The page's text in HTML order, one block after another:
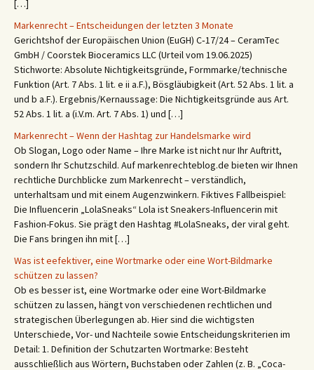
[…]
Markenrecht – Entscheidungen der letzten 3 Monate
Gerichtshof der Europäischen Union (EuGH) C‑17/24 – CeramTec
GmbH / Coorstek Bioceramics LLC (Urteil vom 19.06.2025)
Stichworte: Absolute Nichtigkeitsgründe, Formmarke/technische
Funktion (Art. 7 Abs. 1 lit. e ii a.F.), Bösgläubigkeit (Art. 52 Abs. 1 lit. a
und b a.F.). Ergebnis/Kernaussage: Die Nichtigkeitsgründe aus Art.
52 Abs. 1 lit. a (i.V.m. Art. 7 Abs. 1) und […]
Markenrecht – Wenn der Hashtag zur Handelsmarke wird
Ob Slogan, Logo oder Name – Ihre Marke ist nicht nur Ihr Auftritt,
sondern Ihr Schutzschild. Auf markenrechteblog.de bieten wir Ihnen
rechtliche Durchblicke zum Markenrecht – verständlich,
unterhaltsam und mit einem Augenzwinkern. Fiktives Fallbeispiel:
Die Influencerin „LolaSneaks“ Lola ist Sneakers-Influencerin mit
Fashion-Fokus. Sie prägt den Hashtag #LolaSneaks, der viral geht.
Die Fans bringen ihn mit […]
Was ist eefektiver, eine Wortmarke oder eine Wort-Bildmarke
schützen zu lassen?
Ob es besser ist, eine Wortmarke oder eine Wort-Bildmarke
schützen zu lassen, hängt von verschiedenen rechtlichen und
strategischen Überlegungen ab. Hier sind die wichtigsten
Unterschiede, Vor- und Nachteile sowie Entscheidungskriterien im
Detail: 1. Definition der Schutzarten Wortmarke: Besteht
ausschließlich aus Wörtern, Buchstaben oder Zahlen (z. B. „Coca-